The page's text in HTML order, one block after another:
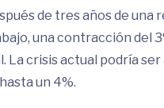
de tres años de una
una contracción del
crisis actual podría ser
un 4%.